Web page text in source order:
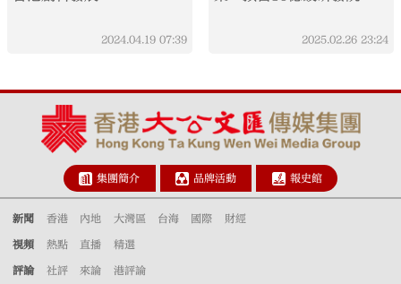
2024.04.19 07:39 2025.02.26 23:24
集團簡介 品牌活動 報史館
新聞 香港 內地 大灣區 台海 國際 財經
視頻 熱點 直播 精選
評論 社評 來論 港評論